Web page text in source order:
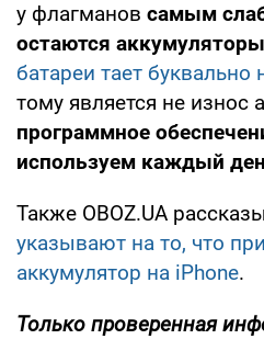
у флагманов самым
остаются аккумуляторы
батареи тает буквально
тому является не износ
программное
используем каждый
Также OBOZ.UA
указывают на то, что
аккумулятор на iPhone.
Только проверенная